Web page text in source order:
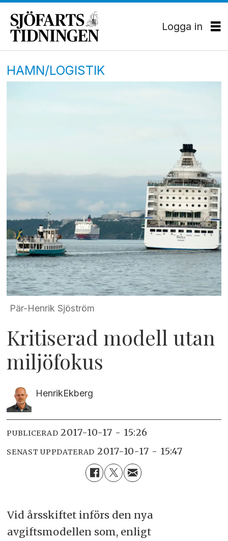
Logga in
HAMN/LOGISTIK
Pär-Henrik Sjöström
Kritiserad modell utan
miljöfokus
HenrikEkberg
PUBLICERAD 2017-10-17 - 15:26
SENAST UPPDATERAD 2017-10-17 - 15:47
Vid årsskiftet införs den nya
avgiftsmodellen som, enligt